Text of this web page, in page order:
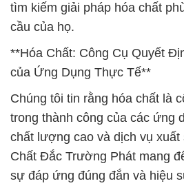
tìm kiếm giải pháp hóa chất
cầu của họ.
**Hóa Chất: Công Cụ Quyết
của Ứng Dụng Thực Tế**
Chúng tôi tin rằng hóa chất là
trong thành công của các ứng
chất lượng cao và dịch vụ xuất
Chất Đắc Trường Phát mang
sự đáp ứng đúng đắn và hiệu